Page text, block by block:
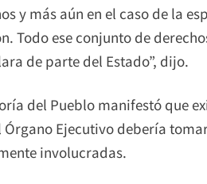
y más aún en el caso de la
Todo ese conjunto de
de parte del Estado”, dijo.
del Pueblo manifestó que
Ejecutivo debería
involucradas.